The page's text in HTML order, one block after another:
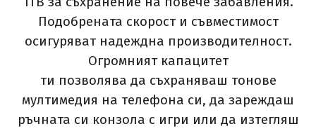
Подобрената скорост и съвместимост
осигуряват надеждна производителност.
Огромният капацитет
ти позволява да съхраняваш тонове
мултимедия на телефона си, да зареждаш
ръчната си конзола с игри или да изтегляш